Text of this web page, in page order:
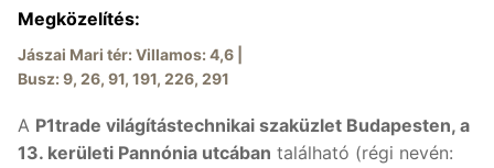
Megközelítés:
Jászai Mari tér: Villamos: 4,6 |
Busz: 9, 26, 91, 191, 226, 291
A P1trade világítástechnikai szaküzlet Budapesten, a
13. kerületi Pannónia utcában található (régi nevén: